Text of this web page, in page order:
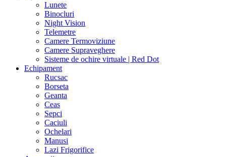
Lunete
Binocluri
Night Vision
Telemetre
Camere Termoviziune
Camere Supraveghere
Sisteme de ochire virtuale | Red Dot
Echipament
Rucsac
Borseta
Geanta
Ceas
Sepci
Caciuli
Ochelari
Manusi
Lazi Frigorifice